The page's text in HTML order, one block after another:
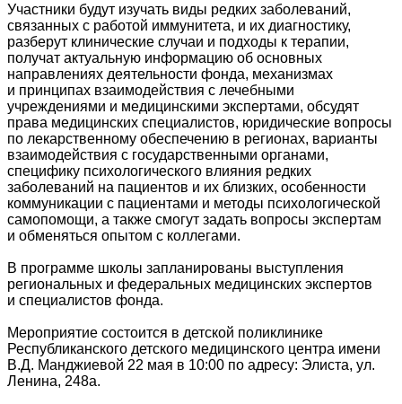
Участники будут изучать виды редких заболеваний,
связанных с работой иммунитета, и их диагностику,
разберут клинические случаи и подходы к терапии,
получат актуальную информацию об основных
направлениях деятельности фонда, механизмах
и принципах взаимодействия с лечебными
учреждениями и медицинскими экспертами, обсудят
права медицинских специалистов, юридические вопросы
по лекарственному обеспечению в регионах, варианты
взаимодействия с государственными органами,
специфику психологического влияния редких
заболеваний на пациентов и их близких, особенности
коммуникации с пациентами и методы психологической
самопомощи, а также смогут задать вопросы экспертам
и обменяться опытом с коллегами.
В программе школы запланированы выступления
региональных и федеральных медицинских экспертов
и специалистов фонда.
Мероприятие состоится в детской поликлинике
Республиканского детского медицинского центра имени
В.Д. Манджиевой 22 мая в 10:00 по адресу: Элиста, ул.
Ленина, 248а.